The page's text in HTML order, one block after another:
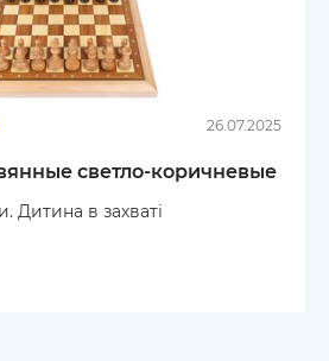
26.07.2025
светло-коричневые
Дитина в захваті